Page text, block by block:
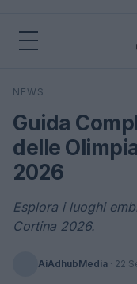
Cerca
NEWS
Guida
delle
2026
Esplora i luoghi
Cortina 2026.
AiAdhubMedia · 22